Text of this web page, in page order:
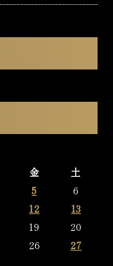
金
土
5
6
12
13
19
20
26
27